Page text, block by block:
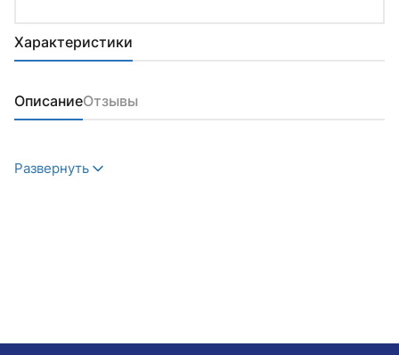
Характеристики
ОписаниеОтзывы
Развернуть